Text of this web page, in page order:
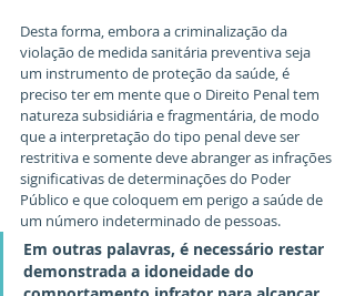
Desta forma, embora a criminalização da
violação de medida sanitária preventiva seja
um instrumento de proteção da saúde, é
preciso ter em mente que o Direito Penal tem
natureza subsidiária e fragmentária, de modo
que a interpretação do tipo penal deve ser
restritiva e somente deve abranger as infrações
significativas de determinações do Poder
Público e que coloquem em perigo a saúde de
um número indeterminado de pessoas.
Em outras palavras, é necessário restar
demonstrada a idoneidade do